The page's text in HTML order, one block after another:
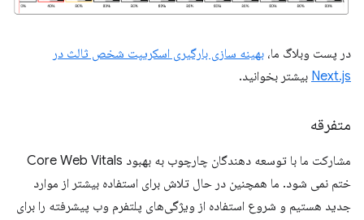
در پست وبلاگ ما، بهینه سازی بارگیری اسکریپت شخص ثالث در
Next.js بیشتر بخوانید.
متفرقه
مشارکت ما با توسعه دهندگان چارچوب به بهبود Core Web Vitals
ختم نمی شود. ما همچنین در حال تلاش برای استفاده بیشتر از موارد
جدید هستیم و شروع استفاده از ویژگی‌های پلتفرم وب پیشرفته را برای